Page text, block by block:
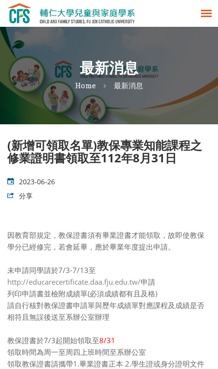
最新消息
Home 最新消息
(新增可領取名單)教保專業知能課程之
修業證明書領取至112年8月31日
2023-06-26
分享
因教育部規定，教保證書須有畢業證書才能領取，故即使教保
學分已經修完，若會延畢，應於畢業年度提出申請。
未申請同學請於7/3-7/13至
http://educarecertificate.daa.fju.edu.tw/申請
列印申請書並檢附成績單(必須成績都有且及格)
請自行核對教保證書申請單與歷年成績單對應課程及成績是否
相符且無誤後送至系辦公室辦理
教保證書於7/3起開始領取至8/31
領取時間為周一至周四上班時間至系辦公室
領取教保證書請攜帶1.畢業證書正本 2.學生證或身分證明文件